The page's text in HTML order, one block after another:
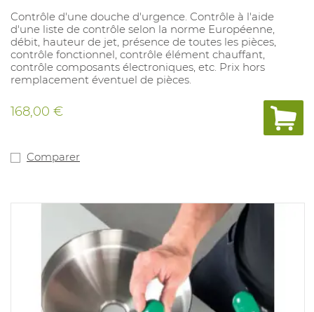
Contrôle d'une douche d'urgence. Contrôle à l'aide
d'une liste de contrôle selon la norme Européenne,
débit, hauteur de jet, présence de toutes les pièces,
contrôle fonctionnel, contrôle élément chauffant,
contrôle composants électroniques, etc. Prix hors
remplacement éventuel de pièces.
168,00 €
Comparer